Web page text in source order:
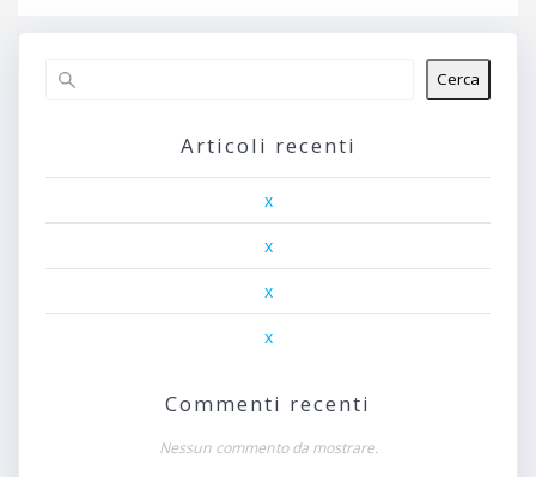
Cerca
Articoli recenti
x
x
x
x
Commenti recenti
Nessun commento da mostrare.